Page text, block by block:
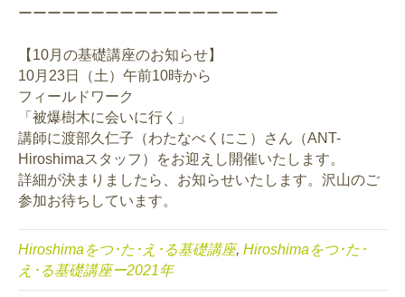
ーーーーーーーーーーーーーーーーーー
【10月の基礎講座のお知らせ】
10月23日（土）午前10時から
フィールドワーク
「被爆樹木に会いに行く」
講師に渡部久仁子（わたなべくにこ）さん（ANT-
Hiroshimaスタッフ）をお迎えし開催いたします。
詳細が決まりましたら、お知らせいたします。沢山のご
参加お待ちしています。
Hiroshimaをつ･た･え･る基礎講座, Hiroshimaをつ･た･
え･る基礎講座ー2021年